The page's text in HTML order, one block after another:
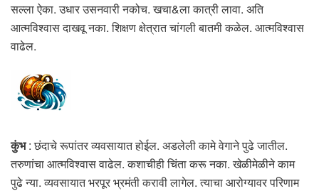
सल्ला ऐका. उधार उसनवारी नकोच. खचा&ला कात्री लावा. अति
आत्मविश्वास दाखवू नका. शिक्षण क्षेत्रात चांगली बातमी कळेल. आत्मविश्वास
वाढेल.
कुंभ: छंदाचे रूपांतर व्यवसायात होईल. अडलेली कामे वेगाने पुढे जातील.
तरुणांचा आत्मविश्वास वाढेल. कशाचीही चिंता करू नका. खेळीमेळीने काम
पुढे न्या. व्यवसायात भरपूर भ्रमंती करावी लागेल. त्याचा आरोग्यावर परिणाम